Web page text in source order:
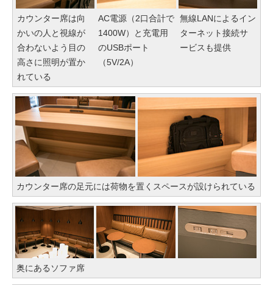
カウンター席は向
かいの人と視線が
合わないよう目の
高さに照明が置か
れている
AC電源（2口合計で
1400W）と充電用
のUSBポート
（5V/2A）
無線LANによるイン
ターネット接続サ
ービスも提供
カウンター席の足元には荷物を置くスペースが設けられている
奥にあるソファ席